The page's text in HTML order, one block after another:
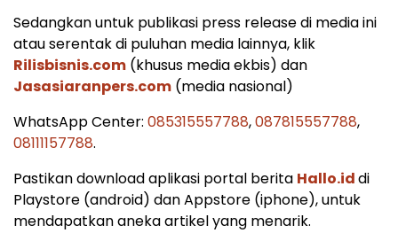
Sedangkan untuk publikasi press release di media ini
atau serentak di puluhan media lainnya, klik
Rilisbisnis.com (khusus media ekbis) dan
Jasasiaranpers.com (media nasional)
WhatsApp Center: 085315557788,087815557788,
08111157788.
Pastikan download aplikasi portal berita Hallo.iddi
Playstore (android) dan Appstore (iphone), untuk
mendapatkan aneka artikel yang menarik.